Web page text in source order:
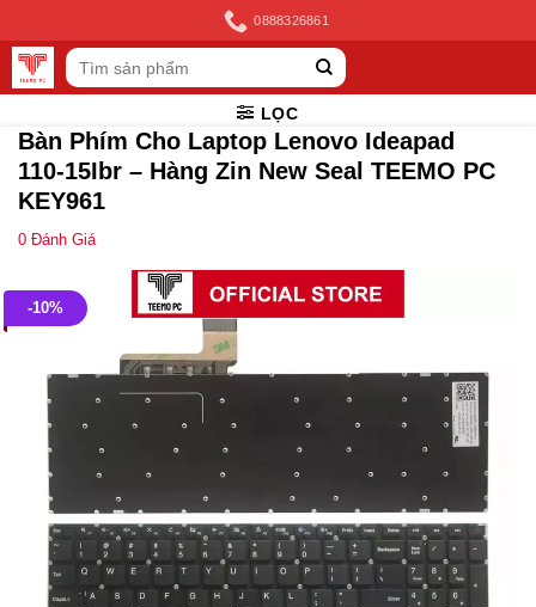
to
content
0888326861
Tìm
kiếm:
LỌC
Bàn Phím Cho Laptop Lenovo Ideapad
110-15Ibr – Hàng Zin New Seal TEEMO PC
KEY961
0 Đánh Giá
-10%